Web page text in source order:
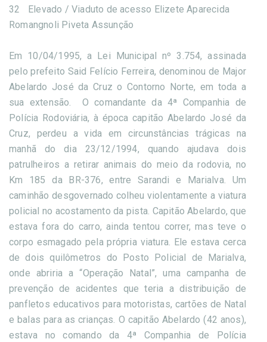
32
Elevado / Viaduto de acesso Elizete Aparecida
Romangnoli Piveta Assunção
Em 10/04/1995, a Lei Municipal nº 3.754, assinada
pelo prefeito Said Felício Ferreira, denominou de Major
Abelardo José da Cruz o Contorno Norte, em toda a
sua extensão. O comandante da 4ª Companhia de
Polícia Rodoviária, à época capitão Abelardo José da
Cruz, perdeu a vida em circunstâncias trágicas na
manhã do dia 23/12/1994, quando ajudava dois
patrulheiros a retirar animais do meio da rodovia, no
Km 185 da BR-376, entre Sarandi e Marialva. Um
caminhão desgovernado colheu violentamente a viatura
policial no acostamento da pista. Capitão Abelardo, que
estava fora do carro, ainda tentou correr, mas teve o
corpo esmagado pela própria viatura. Ele estava cerca
de dois quilômetros do Posto Policial de Marialva,
onde abriria a “Operação Natal”, uma campanha de
prevenção de acidentes que teria a distribuição de
panfletos educativos para motoristas, cartões de Natal
e balas para as crianças. O capitão Abelardo (42 anos),
estava no comando da 4ª Companhia de Polícia